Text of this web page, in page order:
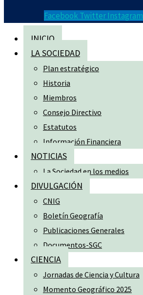
Facebook Twitter Instagram
INICIO
LA SOCIEDAD
Plan estratégico
Historia
Miembros
Consejo Directivo
Estatutos
Información Financiera
NOTICIAS
La Sociedad en los medios
DIVULGACIÓN
CNIG
Boletín Geografía
Publicaciones Generales
Documentos-SGC
CIENCIA
Jornadas de Ciencia y Cultura
Momento Geográfico 2025